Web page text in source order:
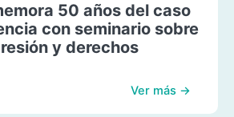
50 años del caso
con seminario sobre
y derechos
Ver más →